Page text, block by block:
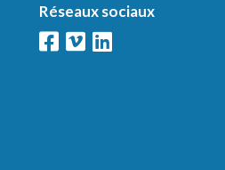
Réseaux sociaux